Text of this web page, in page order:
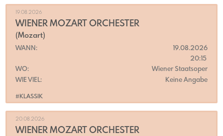
#KLASSIK
19.08.2026
WIENER MOZART ORCHESTER
(Mozart)
WANN:
19.08.2026
20:15
WO:
Wiener Staatsoper
WIE VIEL:
Keine Angabe
20.08.2026
WIENER MOZART ORCHESTER